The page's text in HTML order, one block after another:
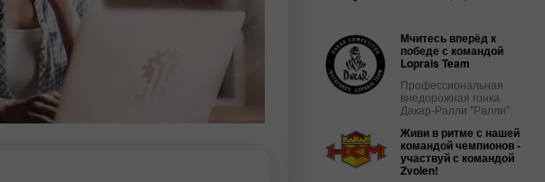
Мчитесь вперёд к
победе с командой
Loprais Team
Профессиональная
внедорожная гонка
Дакар-Ралли "Ралли"
Живи в ритме с нашей
командой чемпионов -
участвуй с командой
Zvolen!